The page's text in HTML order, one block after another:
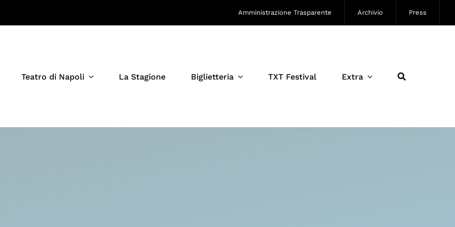
Amministrazione Trasparente Archivio Press
Teatro di Napoli La Stagione Biglietteria TXT Festival Extra